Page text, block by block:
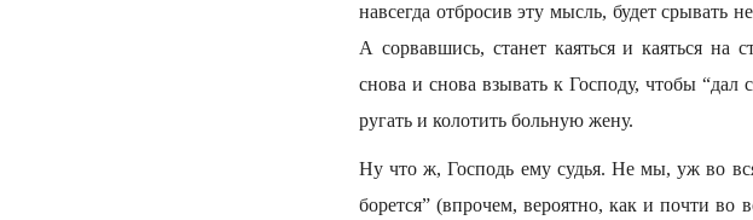
навсегда отбросив эту мысль, будет срывать
А сорвавшись, станет каяться и каяться на
снова и снова взывать к Господу, чтобы
ругать и колотить больную жену.
Ну что ж, Господь ему судья. Не мы, уж во
борется” (впрочем, вероятно, как и почти во